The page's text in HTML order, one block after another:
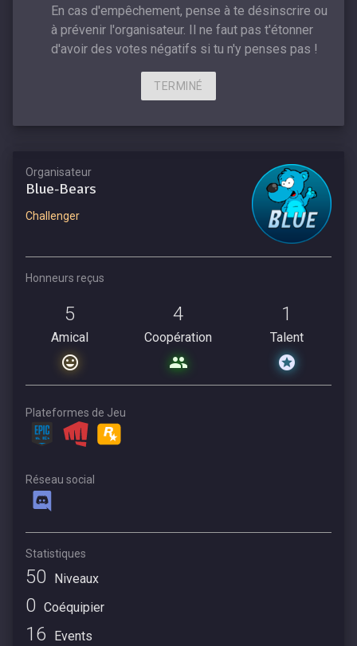
En cas d'empêchement, pense à te désinscrire ou
à prévenir l'organisateur. Il ne faut pas t'étonner
d'avoir des votes négatifs si tu n'y penses pas !
TERMINÉ
Organisateur
Blue-Bears
Challenger
Honneurs reçus
5
Amical
4
Coopération
1
Talent
Plateformes de Jeu
Réseau social
Statistiques
50 Niveaux
0 Coéquipier
16 Events